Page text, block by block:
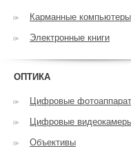
Карманные компьютеры
Электронные книги
ОПТИКА
Цифровые
Цифровые
Объективы